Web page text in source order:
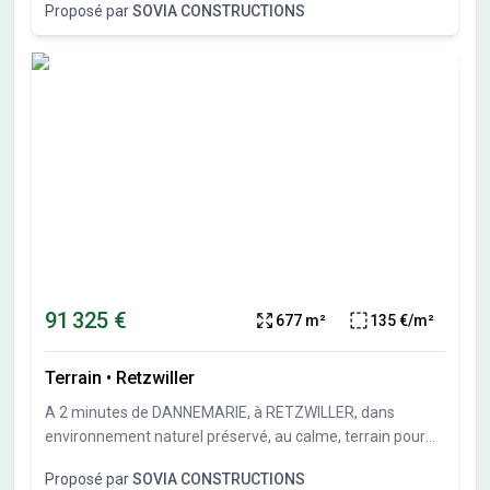
sol possible et garage en sous-sol possible. Travaux de
viabilités démarrés. Terrais vendu viabilisé, libre de
constructeurs et architectes. Vente directe par
Proposé parSOVIA CONSTRUCTIONS
91 325 € 677 m² 135 €/m²
Terrain • Retzwiller
A 2 minutes de DANNEMARIE, à RETZWILLER, dans
environnement naturel préservé, au calme, terrain pour
sol possible et garage en sous-sol possible. Travaux de
Proposé parSOVIA CONSTRUCTIONS